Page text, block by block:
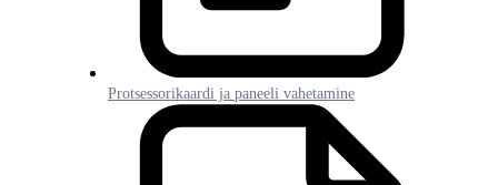
Protsessorikaardi ja paneeli vahetamine